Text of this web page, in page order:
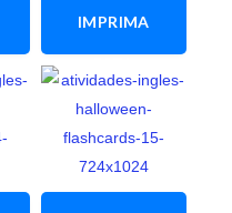
IMPRIMA
ATIVIDADE